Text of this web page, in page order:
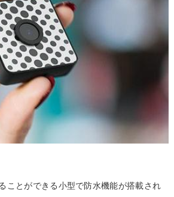
ことができる小型で防水機能が搭載され